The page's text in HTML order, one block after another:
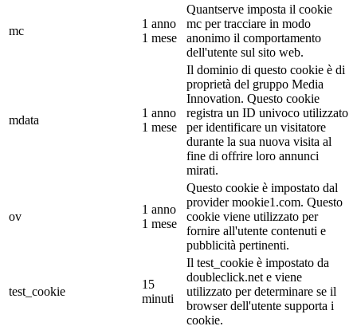
mc
1 anno
1 mese
Quantserve imposta il cookie
mc per tracciare in modo
anonimo il comportamento
dell'utente sul sito web.
mdata
1 anno
1 mese
Il dominio di questo cookie è di
proprietà del gruppo Media
Innovation. Questo cookie
registra un ID univoco utilizzato
per identificare un visitatore
durante la sua nuova visita al
fine di offrire loro annunci
mirati.
ov
1 anno
1 mese
Questo cookie è impostato dal
provider mookie1.com. Questo
cookie viene utilizzato per
fornire all'utente contenuti e
pubblicità pertinenti.
test_cookie
15
minuti
Il test_cookie è impostato da
doubleclick.net e viene
utilizzato per determinare se il
browser dell'utente supporta i
cookie.